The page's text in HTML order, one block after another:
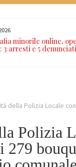
minorile online,
3 arresti e 5 denunciati
della Polizia Locale
Polizia
279